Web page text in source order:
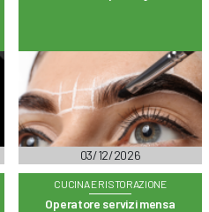
03/12/2026
CUCINA E RISTORAZIONE
Operatore servizi mensa